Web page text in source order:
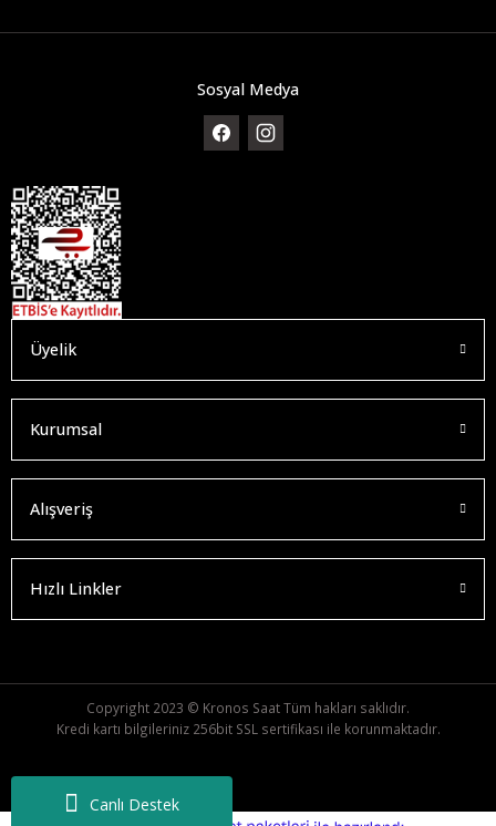
Canlı Destek
Sosyal Medya
Üyelik
Kurumsal
Alışveriş
Hızlı Linkler
Copyright 2023 © Kronos Saat Tüm hakları saklıdır.
Kredi kartı bilgileriniz 256bit SSL sertifikası ile korunmaktadır.